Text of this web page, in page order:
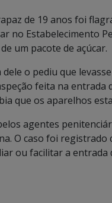
de 19 anos foi
no Estabelecimento
um pacote de açúcar.
o pediu que
feita na
que os aparelhos
agentes
O caso foi
ou facilitar a entrada